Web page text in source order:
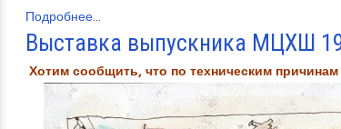
ПОДГОТОВИТЕЛЬНОЕ
Подробнее...
Выставка выпускника МЦХШ
Хотим сообщить, что по техническим